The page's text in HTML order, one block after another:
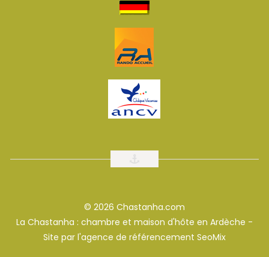
© 2026 Chastanha.com
La Chastanha : chambre et maison d'hôte en Ardèche -
Site par l'agence de référencement SeoMix